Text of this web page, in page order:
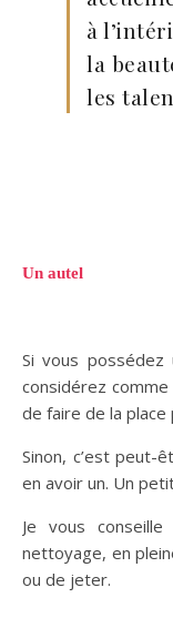
à
la
les
Un autel
Si vous
considérez
de faire de la place
Sinon, c’est
en avoir un. Un
Je vous
nettoyage, en
ou de jeter.